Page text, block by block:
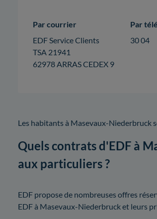
Par courrier
EDF Service Clients
TSA 21941
62978 ARRAS CEDEX 9
Par
30 04
Les habitants à Masevaux-Niederbruck
Quels contrats d'EDF à
aux particuliers ?
EDF propose de nombreuses offres
EDF à Masevaux-Niederbruck et leurs